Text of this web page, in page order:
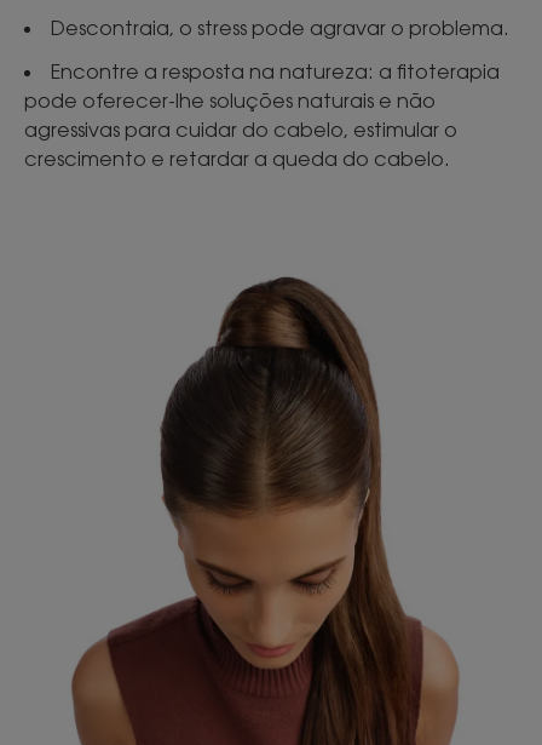
Descontraia, o stress pode agravar o problema.
Encontre a resposta na natureza: a fitoterapia
pode oferecer-lhe soluções naturais e não
agressivas para cuidar do cabelo, estimular o
crescimento e retardar a queda do cabelo.